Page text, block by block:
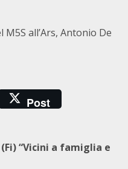
all’Ars, Antonio De
Post
“Vicini a famiglia e